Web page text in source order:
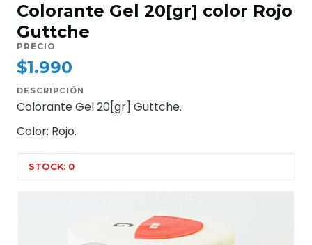
Colorante Gel 20[gr] color Rojo
Guttche
PRECIO
$1.990
DESCRIPCIÓN
Colorante Gel 20[gr] Guttche.
Color: Rojo.
STOCK: 0